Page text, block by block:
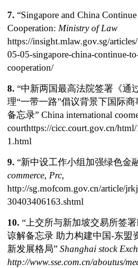
7. “Singapore and China
Cooperation: Ministry of Law
https://insight.mlaw.gov.sg/
05-05-singapore-china-continue-
cooperation/
8. “中新两国最高法院签署《通
理“一带一路”倡议背景下国际
备忘录” China international
courthttps://cicc.court.gov.cn/
1.html
9. “新中设工作小组加强绿色金
commerce, Prc,
http://sg.mofcom.gov.cn/article/
30403406163.shtml
10. “上交所与新加坡交易所签
谅解备忘录 助力构建中国-东盟
新发展格局” Shanghai stock
http://www.sse.com.cn/aboutus/